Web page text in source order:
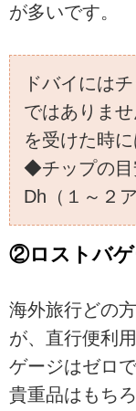
が多いです。
ドバイには
ではありま
を受けた時
◆チップの目
Dh（１～２
②ロストバゲ
海外旅行どの
が、直行便利
ゲージはゼロ
貴重品はもち